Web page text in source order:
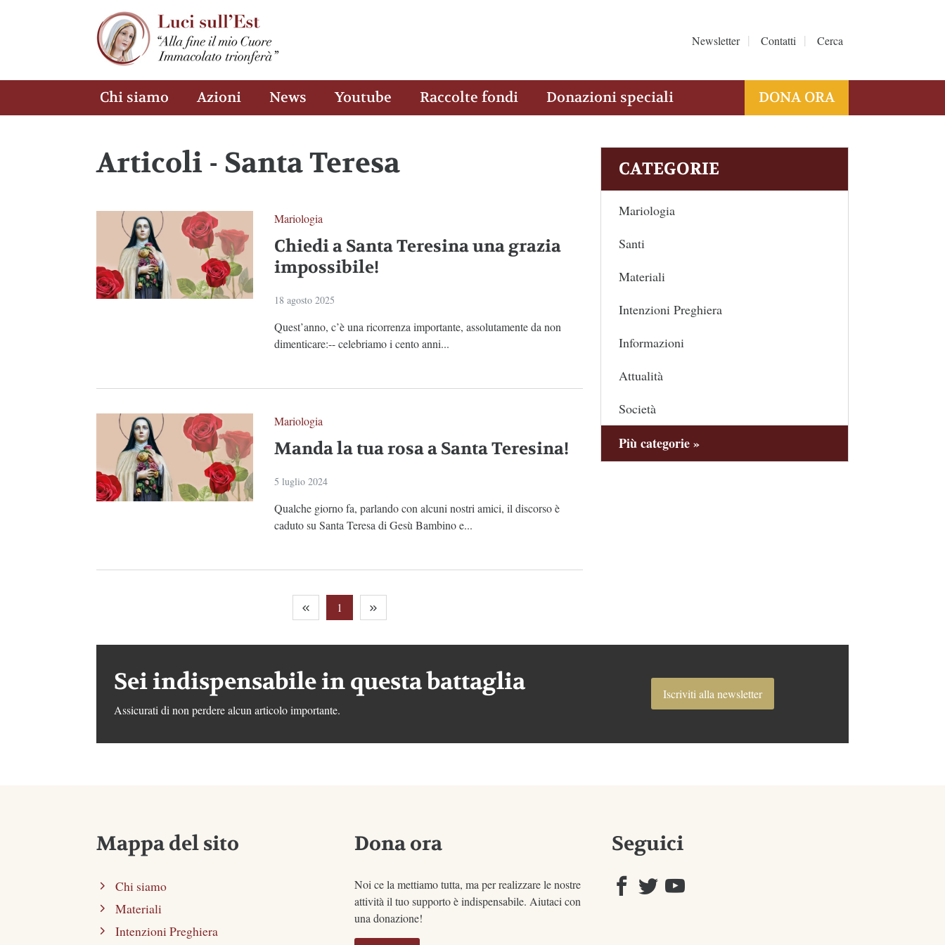
Newsletter Contatti Cerca
Chi siamo Azioni News Youtube Raccolte fondi Donazioni speciali DONA ORA
Articoli - Santa Teresa
Mariologia
Chiedi a Santa Teresina una grazia
impossibile!
18 agosto 2025
Quest’anno, c’è una ricorrenza importante, assolutamente da non
dimenticare:-- celebriamo i cento anni...
Mariologia
Manda la tua rosa a Santa Teresina!
5 luglio 2024
Qualche giorno fa, parlando con alcuni nostri amici, il discorso è
caduto su Santa Teresa di Gesù Bambino e...
1
CATEGORIE
Mariologia
Santi
Materiali
Intenzioni Preghiera
Informazioni
Attualità
Società
Più categorie »
Sei indispensabile in questa battaglia
Assicurati di non perdere alcun articolo importante.
Iscriviti alla newsletter
Mappa del sito
Chi siamo
Materiali
Intenzioni Preghiera
Dona ora
Noi ce la mettiamo tutta, ma per realizzare le nostre
attività il tuo supporto è indispensabile. Aiutaci con
una donazione!
Seguici